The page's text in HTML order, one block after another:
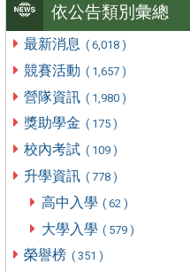
依公告類別彙總
最新消息 ( 6,018 )
競賽活動 ( 1,657 )
營隊資訊 ( 1,980 )
獎助學金 ( 175 )
校內考試 ( 109 )
升學資訊 ( 778 )
高中入學 ( 62 )
大學入學 ( 579 )
榮譽榜 ( 351 )